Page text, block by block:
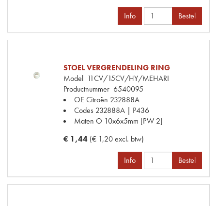
Info Bestel
STOEL VERGRENDELING RING
Model 11CV/15CV/HY/MEHARI
Productnummer 6540095
OE Citroën 232888A
Codes 232888A | P436
Maten O 10x6x5mm [PW 2]
€ 1,44 (€ 1,20 excl. btw)
Info Bestel